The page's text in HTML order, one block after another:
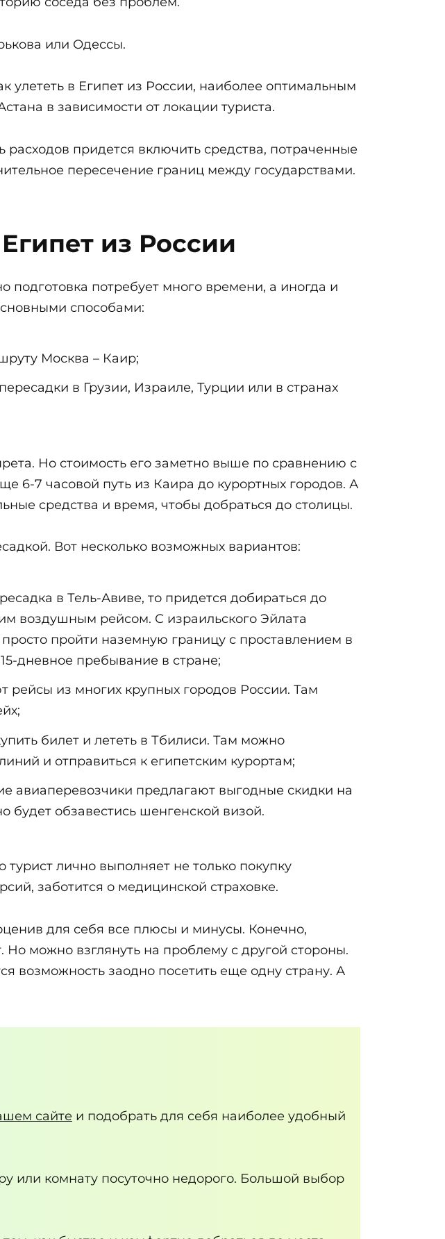
или Одессы.
в Египет из России, наиболее оптимальным
в зависимости от локации туриста.
придется включить средства, потраченные
пересечение границ между государствами.
из России
потребует много времени, а иногда и
способами:
Москва – Каир;
в Грузии, Израиле, Турции или в странах
Но стоимость его заметно выше по сравнению с
6-7 часовой путь из Каира до курортных городов. А
средства и время, чтобы добраться до столицы.
Вот несколько возможных вариантов:
в Тель-Авиве, то придется добираться до
воздушным рейсом. С израильского Эйлата
пройти наземную границу с проставлением в
дневное пребывание в стране;
рейсы из многих крупных городов России. Там
билет и лететь в Тбилиси. Там можно
и отправиться к египетским курортам;
авиаперевозчики предлагают выгодные скидки на
будет обзавестись шенгенской визой.
лично выполняет не только покупку
заботится о медицинской страховке.
для себя все плюсы и минусы. Конечно,
можно взглянуть на проблему с другой стороны.
возможность заодно посетить еще одну страну. А
сайте и подобрать для себя наиболее удобный
или комнату посуточно недорого. Большой выбор